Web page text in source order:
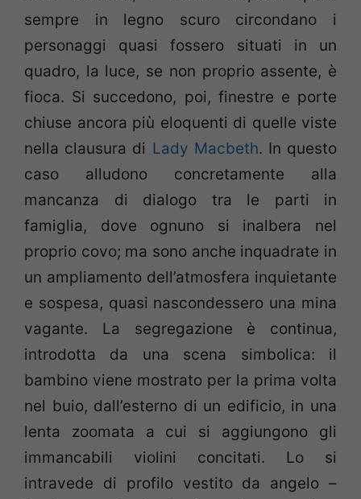
sempre in legno scuro circondano i
personaggi quasi fossero situati in un
quadro, la luce, se non proprio assente, è
fioca. Si succedono, poi, finestre e porte
chiuse ancora più eloquenti di quelle viste
nella clausura di Lady Macbeth. In questo
caso alludono concretamente alla
mancanza di dialogo tra le parti in
famiglia, dove ognuno si inalbera nel
proprio covo; ma sono anche inquadrate in
un ampliamento dell’atmosfera inquietante
e sospesa, quasi nascondessero una mina
vagante. La segregazione è continua,
introdotta da una scena simbolica: il
bambino viene mostrato per la prima volta
nel buio, dall’esterno di un edificio, in una
lenta zoomata a cui si aggiungono gli
immancabili violini concitati. Lo si
intravede di profilo vestito da angelo –